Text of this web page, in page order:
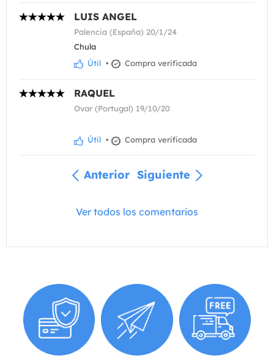
LUIS ANGEL
Palencia (España) 20/1/24
Chula
Útil • Compra verificada
RAQUEL
Ovar (Portugal) 19/10/20
Útil • Compra verificada
Anterior Siguiente
Ver todos los comentarios